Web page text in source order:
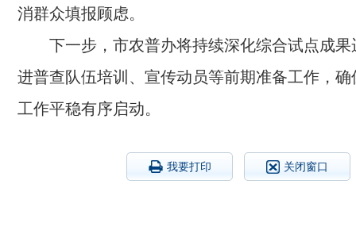
消群众填报顾虑。
下一步，市农普办将持续深化综合试点成
进普查队伍培训、宣传动员等前期准备工作，
工作平稳有序启动。
我要打印 关闭窗口